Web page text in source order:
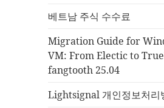
베트남 주식 수수료
Migration Guide for
VM: From Electic to
fangtooth 25.04
Lightsignal 개인정보처리